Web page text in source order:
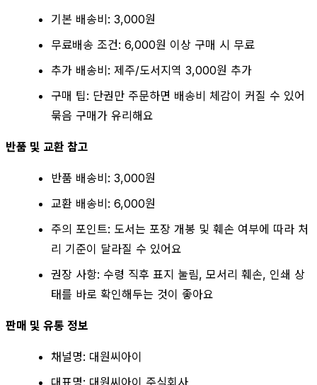
기본 배송비: 3,000원
무료배송 조건: 6,000원 이상 구매 시 무료
추가 배송비: 제주/도서지역 3,000원 추가
구매 팁: 단권만 주문하면 배송비 체감이 커질 수 있어
묶음 구매가 유리해요
반품 및 교환 참고
반품 배송비: 3,000원
교환 배송비: 6,000원
주의 포인트: 도서는 포장 개봉 및 훼손 여부에 따라 처
리 기준이 달라질 수 있어요
권장 사항: 수령 직후 표지 눌림, 모서리 훼손, 인쇄 상
태를 바로 확인해두는 것이 좋아요
판매 및 유통 정보
채널명: 대원씨아이
대표명: 대원씨아이 주식회사